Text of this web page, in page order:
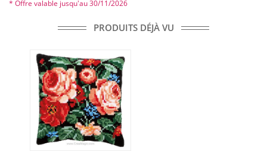
* Offre valable jusqu'au 30/11/2026
PRODUITS DÉJÀ VU